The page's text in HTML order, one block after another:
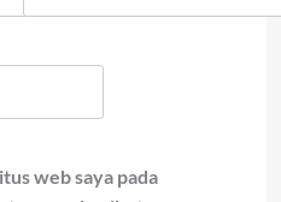
web saya pada